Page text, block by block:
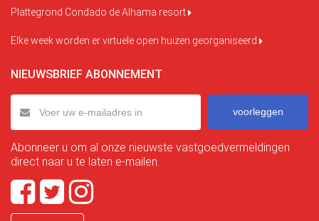
Plattegrond Condado de Alhama resort
Elke week worden er virtuele open huizen georganiseerd
NIEUWSBRIEF ABONNEMENT
voorleggen
Abonneer u om al onze nieuwste vastgoedvermeldingen
direct naar u te laten e-mailen.